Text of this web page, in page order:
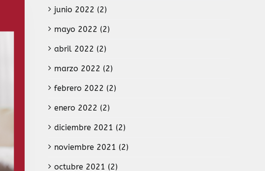
junio 2022 (2)
mayo 2022 (2)
abril 2022 (2)
marzo 2022 (2)
febrero 2022 (2)
enero 2022 (2)
diciembre 2021 (2)
noviembre 2021 (2)
octubre 2021 (2)